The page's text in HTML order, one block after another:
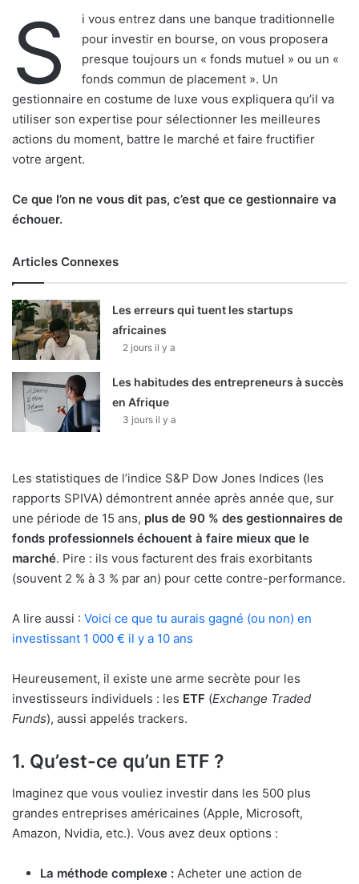
S
i vous entrez dans une banque traditionnelle
pour investir en bourse, on vous proposera
presque toujours un « fonds mutuel » ou un «
fonds commun de placement ». Un
gestionnaire en costume de luxe vous expliquera qu’il va
utiliser son expertise pour sélectionner les meilleures
actions du moment, battre le marché et faire fructifier
votre argent.
Ce que l’on ne vous dit pas, c’est que ce gestionnaire va
échouer.
Articles Connexes
Les erreurs qui tuent les startups
africaines
2 jours il y a
Les habitudes des entrepreneurs à succès
en Afrique
3 jours il y a
Les statistiques de l’indice S&P Dow Jones Indices (les
rapports SPIVA) démontrent année après année que, sur
une période de 15 ans, plus de 90 % des gestionnaires de
fonds professionnels échouent à faire mieux que le
marché. Pire : ils vous facturent des frais exorbitants
(souvent 2 % à 3 % par an) pour cette contre-performance.
A lire aussi : Voici ce que tu aurais gagné (ou non) en
investissant 1 000 € il y a 10 ans
Heureusement, il existe une arme secrète pour les
investisseurs individuels : les ETF (Exchange Traded
Funds), aussi appelés trackers.
1. Qu’est-ce qu’un ETF ?
Imaginez que vous vouliez investir dans les 500 plus
grandes entreprises américaines (Apple, Microsoft,
Amazon, Nvidia, etc.). Vous avez deux options :
La méthode complexe : Acheter une action de